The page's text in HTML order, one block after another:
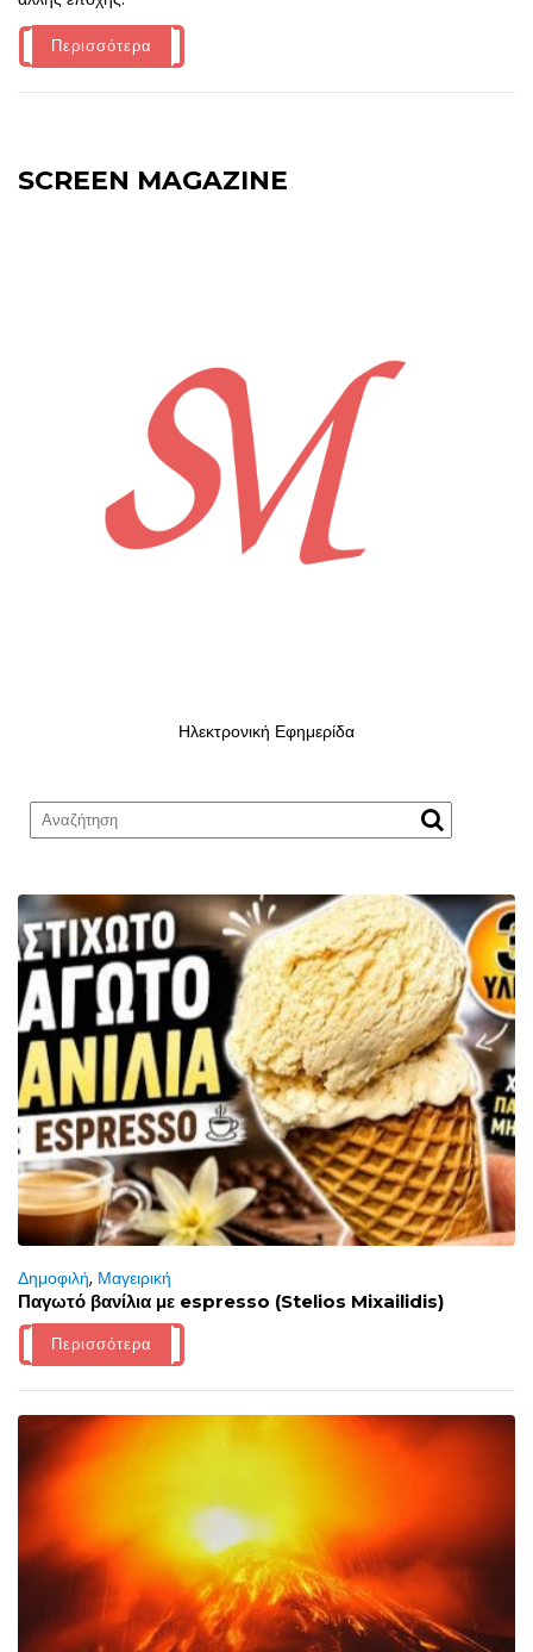
Περισσότερα
SCREEN MAGAZINE
Ηλεκτρονική Εφημερίδα
Δημοφιλή, Μαγειρική
Παγωτό βανίλια με espresso (Stelios Mixailidis)
Περισσότερα